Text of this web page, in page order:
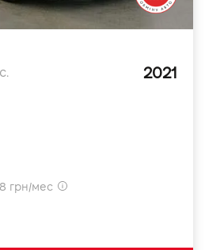
2021
грн/мес